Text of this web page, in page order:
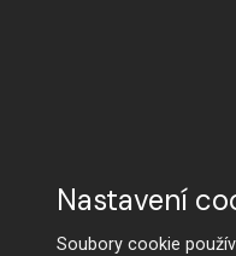
Nastavení
Soubory cookie